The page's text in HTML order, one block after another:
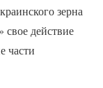
зерна
действие
части